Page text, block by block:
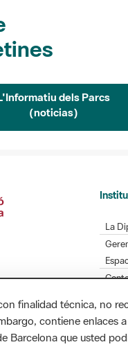
(noticias)
/
finalidad técnica, no
contiene enlaces
Barcelona que usted